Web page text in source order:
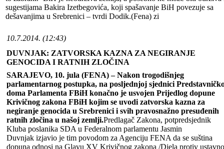
sugestijama Bakira Izetbegovića, koji spašavanje BiH povezuje sa
dešavanjima u Srebrenici – tvrdi Dodik.(Fena) zi
10.7.2014. (12:43)
DUVNJAK: ZATVORSKA KAZNA ZA NEGIRANJE
GENOCIDA I RATNIH ZLOČINA
SARAJEVO, 10. jula (FENA) – Nakon trogodišnjeg
parlamentarnog postupka, na posljednjoj sjednici
doma Parlamenta FBiH konačno je usvojen Prijedlog dopune
Krivičnog zakona FBiH kojim se uvodi zatvorska kazna za
negiranje genocida u Srebrenici i svih pravosnažno presuđenih
ratnih zločina u našoj zemlji.Predlagač Zakona, potpredsjednik
Kluba poslanika SDA u Federalnom parlamentu Jasmin
Duvnjak izjavio je tim povodom za Agenciju FENA da se suština
dopuna odnosi na Glavu XV Krivičnog zakona /Djela protiv